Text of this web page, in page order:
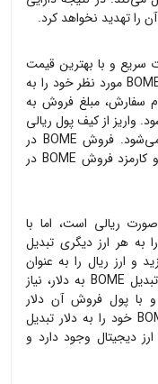
را تهدید نخواهد کرد.
و با بهترین قیمت
مورد نظر خود را به
سفارش، مبلغ فروش به
واریز از کیف پول ریالی
می‌شود. فروش BOME در
کارمزد فروش BOME در
ریالی است، اما با
به هر ارز دیگری تبدیل
و ارز ریال را به عنوان
BOME به دلار، نیاز
با پول فروش آن دلار
خود را به دلار تبدیل
دیجیتال وجود دارد و